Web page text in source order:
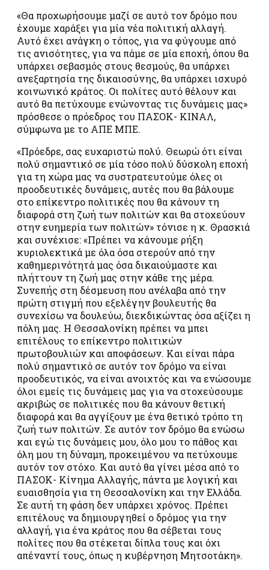
«Θα προχωρήσουμε μαζί σε αυτό τον δρόμο που
έχουμε χαράξει για μία νέα πολιτική αλλαγή.
Αυτό έχει ανάγκη ο τόπος, για να φύγουμε από
τις ανισότητες, για να πάμε σε μία εποχή, όπου θα
υπάρχει σεβασμός στους θεσμούς, θα υπάρχει
ανεξαρτησία της δικαιοσύνης, θα υπάρχει ισχυρό
κοινωνικό κράτος. Οι πολίτες αυτό θέλουν και
αυτό θα πετύχουμε ενώνοντας τις δυνάμεις μας»
πρόσθεσε ο πρόεδρος του ΠΑΣΟΚ- ΚΙΝΑΛ,
σύμφωνα με το ΑΠΕ ΜΠΕ.
«Πρόεδρε, σας ευχαριστώ πολύ. Θεωρώ ότι είναι
πολύ σημαντικό σε μία τόσο πολύ δύσκολη εποχή
για τη χώρα μας να συστρατευτούμε όλες οι
προοδευτικές δυνάμεις, αυτές που θα βάλουμε
στο επίκεντρο πολιτικές που θα κάνουν τη
διαφορά στη ζωή των πολιτών και θα στοχεύουν
στην ευημερία των πολιτών» τόνισε η κ. Θρασκιά
και συνέχισε: «Πρέπει να κάνουμε ρήξη
κυριολεκτικά με όλα όσα στερούν από την
καθημερινότητά μας όσα δικαιούμαστε και
πλήττουν τη ζωή μας στην κάθε της μέρα.
Συνεπής στη δέσμευση που ανέλαβα από την
πρώτη στιγμή που εξελέγην βουλευτής θα
συνεχίσω να δουλεύω, διεκδικώντας όσα αξίζει η
πόλη μας. Η Θεσσαλονίκη πρέπει να μπει
επιτέλους το επίκεντρο πολιτικών
πρωτοβουλιών και αποφάσεων. Και είναι πάρα
πολύ σημαντικό σε αυτόν τον δρόμο να είναι
προοδευτικός, να είναι ανοιχτός και να ενώσουμε
όλοι εμείς τις δυνάμεις μας για να στοχεύσουμε
ακριβώς σε πολιτικές που θα κάνουν θετική
διαφορά και θα αγγίξουν με ένα θετικό τρόπο τη
ζωή των πολιτών. Σε αυτόν τον δρόμο θα ενώσω
και εγώ τις δυνάμεις μου, όλο μου το πάθος και
όλη μου τη δύναμη, προκειμένου να πετύχουμε
αυτόν τον στόχο. Και αυτό θα γίνει μέσα από το
ΠΑΣΟΚ- Κίνημα Αλλαγής, πάντα με λογική και
ευαισθησία για τη Θεσσαλονίκη και την Ελλάδα.
Σε αυτή τη φάση δεν υπάρχει χρόνος. Πρέπει
επιτέλους να δημιουργηθεί ο δρόμος για την
αλλαγή, για ένα κράτος που θα σέβεται τους
πολίτες που θα στέκεται δίπλα τους και όχι
απέναντί τους, όπως η κυβέρνηση Μητσοτάκη».